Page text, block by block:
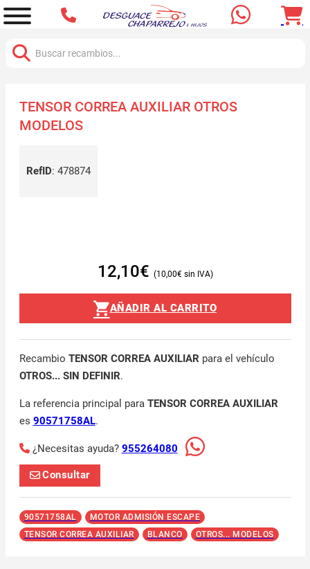
TENSOR CORREA AUXILIAR OTROS
MODELOS
RefID: 478874
12,10€ 10,00€
AÑADIR AL CARRITO
Recambio TENSOR CORREA AUXILIAR para el vehículo
OTROS... SIN DEFINIR.
La referencia principal para TENSOR CORREA AUXILIAR
es 90571758AL.
¿Necesitas ayuda? 955264080
Consultar
90571758AL
MOTOR ADMISIÓN ESCAPE
TENSOR CORREA AUXILIAR
BLANCO OTROS... MODELOS